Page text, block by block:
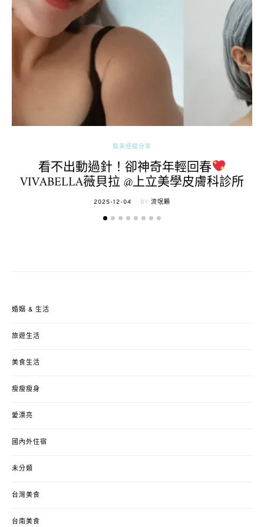
醫美經驗分享
看不出動過針！卻神奇年輕回春
VIVABELLA薇貝拉 @上立美學皮膚科診所
POSTED
2025-12-04 BY 流氓顆
婚姻 & 生活
旅遊生活
美食生活
瘦瘦瘦身
愛漂亮
國內外住宿
未分類
台灣美食
台南美食